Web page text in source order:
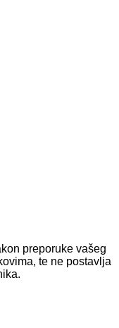
preporuke vašeg
te ne postavlja